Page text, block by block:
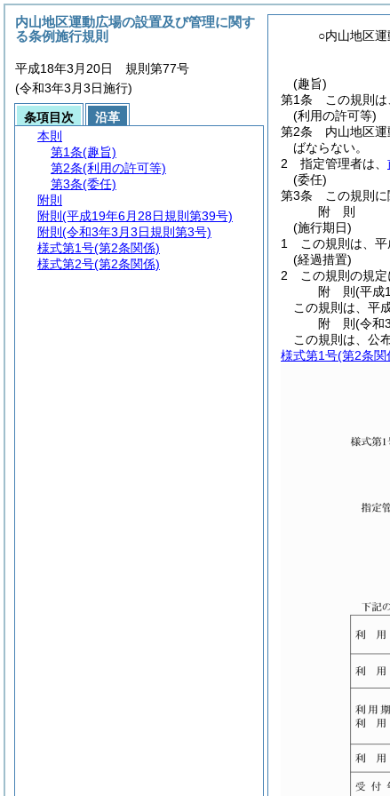
○内山地区
(趣旨)
第1条
この規則は
(利用の許可等)
第2条
内山地区
ばならない。
2
指定管理者は、
(委任)
第3条
この規則
附 則
(施行期日)
1
この規則は、
(経過措置)
2
この規則の規
附 則(平成
この規則は、平
附 則(令和
この規則は、公
様式第1号(第2条関
内山地区運動広場の設置及び管理に関す
る条例施行規則
平成18年3月20日 規則第77号
(令和3年3月3日施行)
条項目次
沿革
本則
第1条(趣旨)
第2条(利用の許可等)
第3条(委任)
附則
附則 (平成19年6月28日規則第39号)
附則 (令和3年3月3日規則第3号)
様式第1号(第2条関係)
様式第2号(第2条関係)